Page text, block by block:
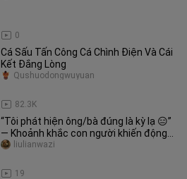
0
Cá Sấu Tấn Công Cá Chình Điện Và Cái
Kết Đắng Lòng
82.3K
Qushuodongwuyuan
“Tôi phát hiện ông/bà đúng là kỳ lạ 😑”
— Khoảnh khắc con người khiến động
vật phải bó tay
19
liulianwazi